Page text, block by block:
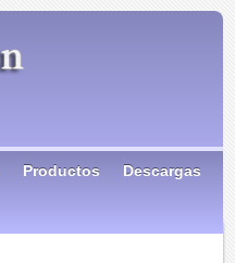
Productos Descargas